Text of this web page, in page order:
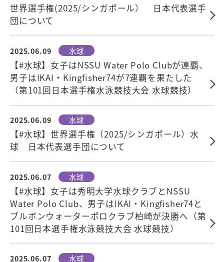
世界選手権(2025/シンガポール） 日本代表選手
団について
2025.06.09 水球
【#水球】女子はNSSU Water Polo Clubが連覇、
男子はIKAI・Kingfisher74が7連覇を果たした
（第101回日本選手権水泳競技大会 水球競技）
2025.06.09 水球
【#水球】世界選手権（2025/シンガポール）水
球 日本代表選手団について
2025.06.07 水球
【#水球】女子は秀明大学水球クラブとNSSU
Water Polo Club、男子はIKAI・Kingfisher74と
ブルボンウォーターポロクラブ柏崎が決勝へ（第
101回日本選手権水泳競技大会 水球競技）
2025.06.07 水球